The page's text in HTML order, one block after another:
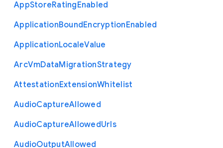
AppStoreRatingEnabled
ApplicationBoundEncryptionEnabled
ApplicationLocaleValue
ArcVmDataMigrationStrategy
AttestationExtensionWhitelist
AudioCaptureAllowed
AudioCaptureAllowedUrls
AudioOutputAllowed